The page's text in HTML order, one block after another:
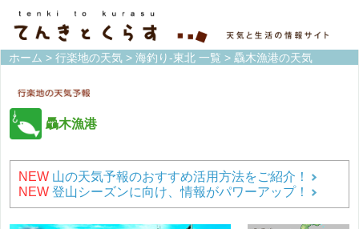
ホーム > 行楽地の天気 > 海釣り-東北 一覧 > 驫木漁港の天気
驫木漁港
NEW 山の天気予報のおすすめ活用方法をご紹介！
NEW 登山シーズンに向け、情報がパワーアップ！